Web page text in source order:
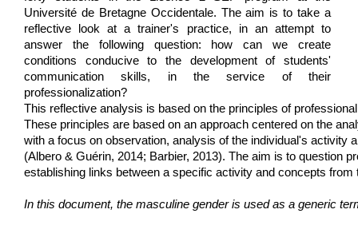
Université de Bretagne Occidentale. The aim is to take a
reflective look at a trainer's practice, in an attempt to
answer the following question: how can we create
conditions conducive to the development of students'
communication skills, in the service of their
professionalization?
This reflective analysis is based on the principles of
These principles are based on an approach centered on the
with a focus on observation, analysis of the individual's activity
(Albero & Guérin, 2014; Barbier, 2013). The aim is to question
establishing links between a specific activity and concepts
In this document, the masculine gender is used as a generic